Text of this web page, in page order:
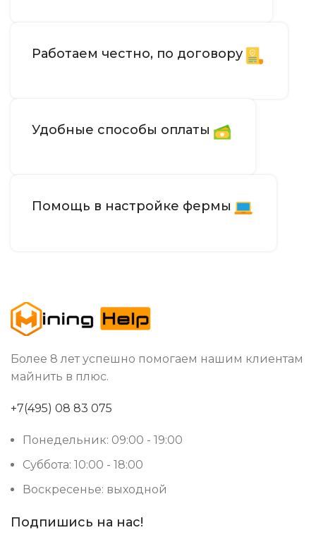
Работаем честно, по договору
Удобные способы оплаты
Помощь в настройке фермы
Более 8 лет успешно помогаем нашим клиентам
майнить в плюс.
+7(495) 08 83 075
Понедельник: 09:00 - 19:00
Суббота: 10:00 - 18:00
Воскресенье: выходной
Подпишись на нас!